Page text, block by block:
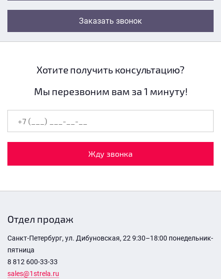
Заказать звонок
Хотите получить консультацию?
Мы перезвоним вам за 1 минуту!
Жду звонка
Отдел продаж
Санкт-Петербург, ул. Дибуновская, 22 9:30–18:00 понедельник-
пятница
8 812 600-33-33
sales@1strela.ru